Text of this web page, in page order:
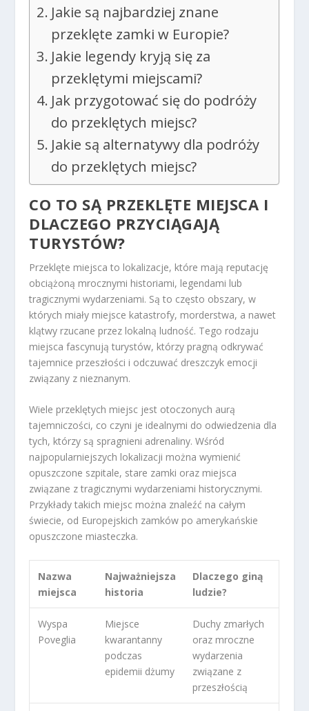
Jakie są najbardziej znane
przeklęte zamki w Europie?
Jakie legendy kryją się za
przeklętymi miejscami?
Jak przygotować się do podróży
do przeklętych miejsc?
Jakie są alternatywy dla podróży
do przeklętych miejsc?
CO TO SĄ PRZEKLĘTE MIEJSCA I
DLACZEGO PRZYCIĄGAJĄ
TURYSTÓW?
Przeklęte miejsca to lokalizacje, które mają reputację
obciążoną mrocznymi historiami, legendami lub
tragicznymi wydarzeniami. Są to często obszary, w
których miały miejsce katastrofy, morderstwa, a nawet
klątwy rzucane przez lokalną ludność. Tego rodzaju
miejsca fascynują turystów, którzy pragną odkrywać
tajemnice przeszłości i odczuwać dreszczyk emocji
związany z nieznanym.
Wiele przeklętych miejsc jest otoczonych aurą
tajemniczości, co czyni je idealnymi do odwiedzenia dla
tych, którzy są spragnieni adrenaliny. Wśród
najpopularniejszych lokalizacji można wymienić
opuszczone szpitale, stare zamki oraz miejsca
związane z tragicznymi wydarzeniami historycznymi.
Przykłady takich miejsc można znaleźć na całym
świecie, od Europejskich zamków po amerykańskie
opuszczone miasteczka.
Nazwa
miejsca
Najważniejsza
historia
Dlaczego giną
ludzie?
Wyspa
Poveglia
Miejsce
kwarantanny
podczas
epidemii dżumy
Duchy zmarłych
oraz mroczne
wydarzenia
związane z
przeszłością